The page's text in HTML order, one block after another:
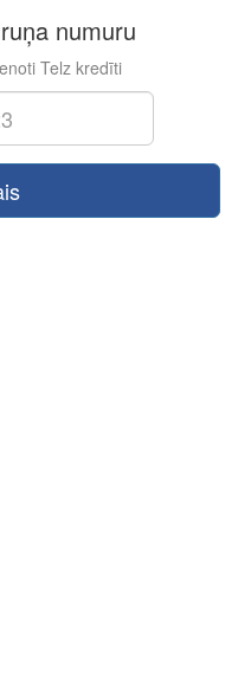
numuru
Telz kredīti